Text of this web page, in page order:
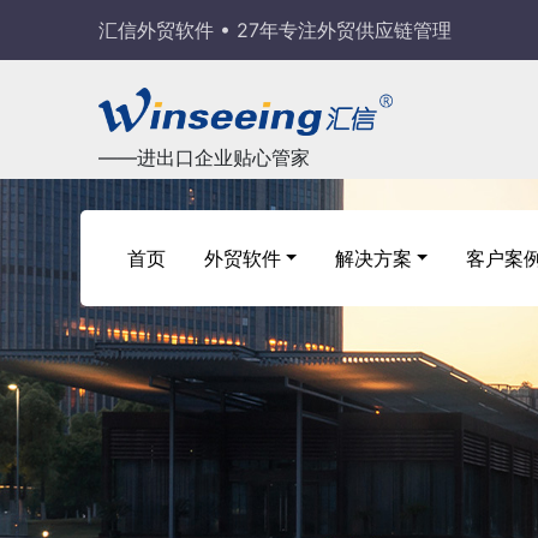
汇信外贸软件 • 27年专注外贸供应链管理
——进出口企业贴心管家
首页 外贸软件 解决方案 客户案